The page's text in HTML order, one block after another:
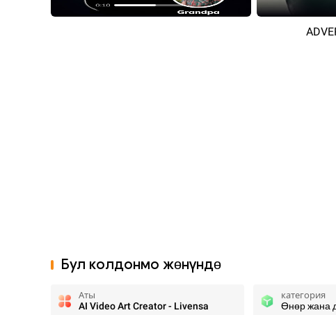
Бул колдонмо жөнүндө
Аты
AI Video Art Creator - Livensa
категория
Өнөр жана